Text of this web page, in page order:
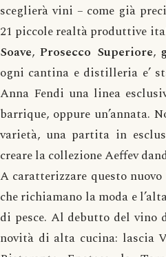
sceglierà vini – come già
21 piccole realtà produttive
Soave,Prosecco Superiore,
ogni cantina e distilleria e’
Anna Fendi una linea
barrique, oppure un’annata.
varietà, una partita in
creare la collezione Aeffev
A caratterizzare questo
che richiamano la moda e
di pesce. Al debutto del vino
novità di alta cucina: lascia